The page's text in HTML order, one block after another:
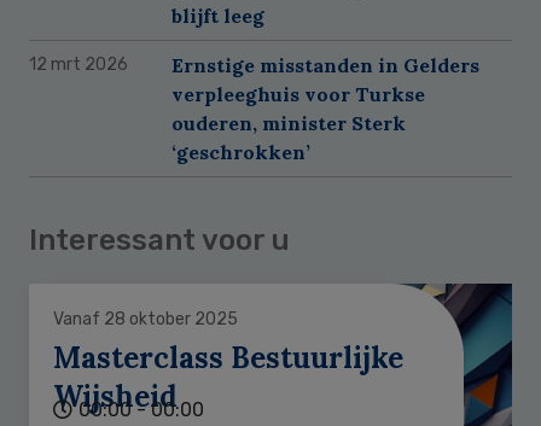
blijft leeg
12 mrt 2026
Ernstige misstanden in Gelders
verpleeghuis voor Turkse
ouderen, minister Sterk
‘geschrokken’
Interessant voor u
Vanaf 28 oktober 2025
Masterclass Bestuurlijke
Wijsheid
00:00 - 00:00